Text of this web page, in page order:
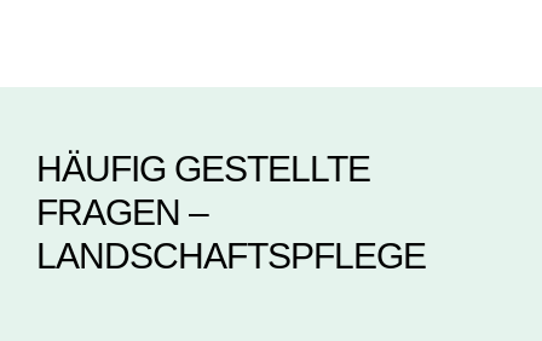
HÄUFIG GESTELLTE
FRAGEN –
LANDSCHAFTSPFLEGE